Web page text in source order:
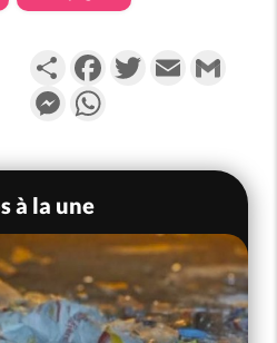
PartagerFacebookTwitterEmail
Messenger
à la une